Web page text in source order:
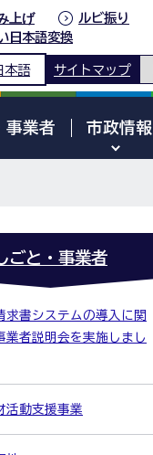
上げ
ルビ振り
日本語変換
本語 サイトマップ
事業者 市政情報
ごと・事業者
求書システムの導入に関
業者説明会を実施しまし
活動支援事業